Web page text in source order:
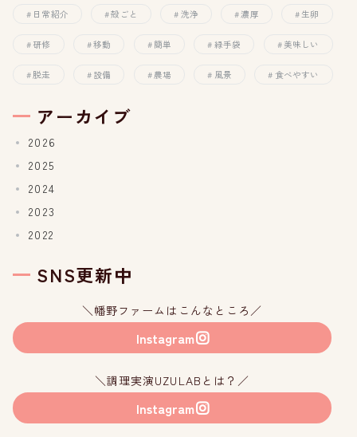
日常紹介 殻ごと 洗浄 濃厚 生卵
研修 移動 簡単 緑手袋 美味しい
脱走 設備 農場 風景 食べやすい
アーカイブ
2026
2025
2024
2023
2022
SNS更新中
＼幡野ファームはこんなところ／
Instagram
＼調理実演UZULABとは？／
Instagram